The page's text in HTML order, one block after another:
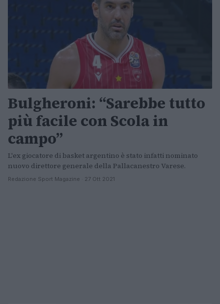
Bulgheroni: “Sarebbe tutto
più facile con Scola in
campo”
L'ex giocatore di basket argentino è stato infatti nominato
nuovo direttore generale della Pallacanestro Varese.
Redazione Sport Magazine · 27 Ott 2021